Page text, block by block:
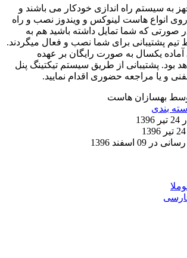
به سیستم راه اندازی خودکار می باشند و
روی انواع هاست لینوکس و ویندوز نصب و راه
صورتی که شما تمایل داشته باشید هم به
پشتیبانی برای شما نصب و فعال میگردند.
یکسال به صورت رایگان بر عهده
بود. پشتیبانی از طریق سیستم تیکتینگ پنل
و یا مراجعه حضوری اقدام نمایید.
بهسازان هاست
بندی
09 اسفند 1396